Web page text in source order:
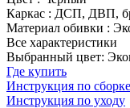
Каркас : ДСП, ДВП,
Материал обивки :
Все характеристики
Выбранный цвет:
Где купить
Инструкция по сборке
Инструкция по уходу